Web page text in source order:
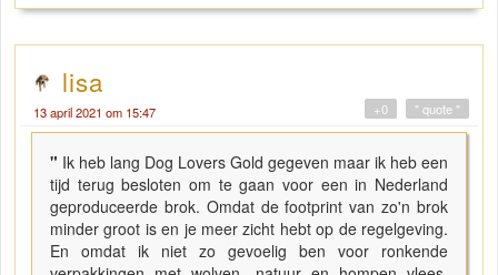
lisa
13 april 2021 om 15:47 " quote "
+0
" Ik heb lang Dog Lovers Gold gegeven maar ik heb een
tijd terug besloten om te gaan voor een in Nederland
geproduceerde brok. Omdat de footprint van zo'n brok
minder groot is en je meer zicht hebt op de regelgeving.
En omdat ik niet zo gevoelig ben voor ronkende